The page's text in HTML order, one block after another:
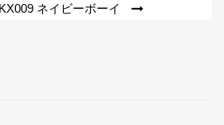
ネイビーボーイ